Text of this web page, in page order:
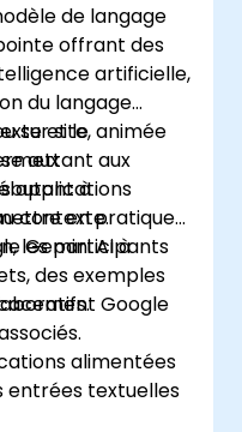
de langage
offrant des
artificielle,
du langage
et le
aux
applications
contexte.
sur site, animée
aux
à
en pratique
Gemini AI à
des exemples
les participants
Google
alimentées
entrées textuelles